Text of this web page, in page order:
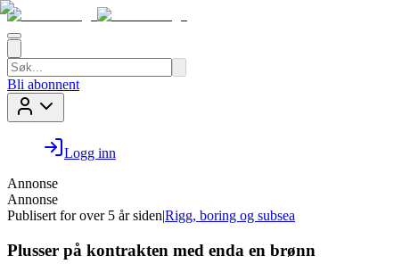
Bli abonnent
Logg inn
Annonse
Annonse
Publisert for over 5 år siden|Rigg, boring og subsea
Plusser på kontrakten med enda en brønn